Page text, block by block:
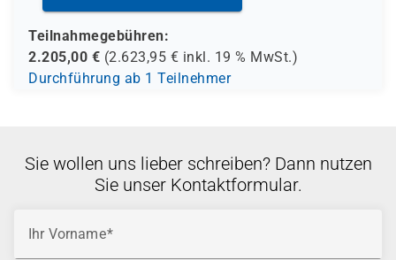
Teilnahmegebühren:
2.205,00 € (2.623,95 € inkl. 19 % MwSt.)
Durchführung ab 1 Teilnehmer
Sie wollen uns lieber schreiben? Dann nutzen
Sie unser Kontaktformular.
Ihr Vorname